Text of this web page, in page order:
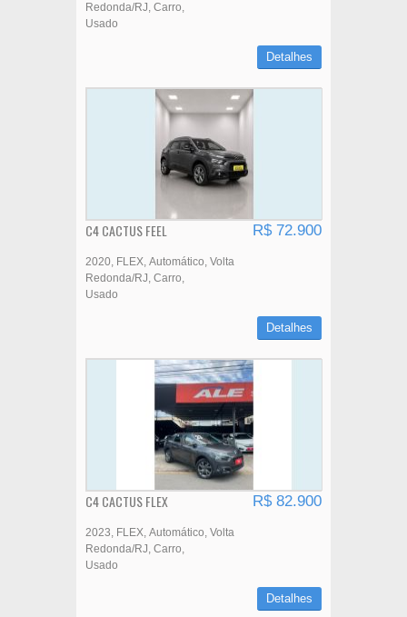
Redonda/RJ Carro
Usado
Detalhes
C4 CACTUS FEEL R$ 72.900
2020 FLEX Automático Volta
Redonda/RJ Carro
Usado
Detalhes
C4 CACTUS FLEX R$ 82.900
2023 FLEX Automático Volta
Redonda/RJ Carro
Usado
Detalhes